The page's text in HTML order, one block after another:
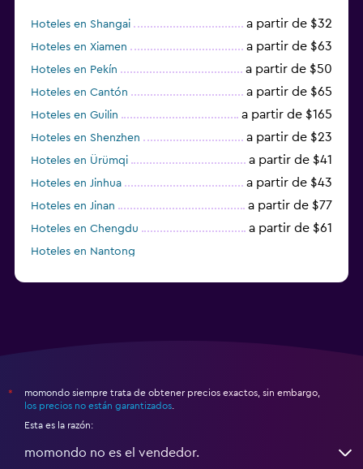
Hoteles en Shangai a partir de $32
Hoteles en Xiamen a partir de $63
Hoteles en Pekín a partir de $50
Hoteles en Cantón a partir de $65
Hoteles en Guilin a partir de $165
Hoteles en Shenzhen a partir de $23
Hoteles en Ürümqi a partir de $41
Hoteles en Jinhua a partir de $43
Hoteles en Jinan a partir de $77
Hoteles en Chengdu a partir de $61
Hoteles en Nantong
*
momondo siempre trata de obtener precios exactos, sin embargo,
los precios no están garantizados
Esta es la razón:
momondo no es el vendedor.